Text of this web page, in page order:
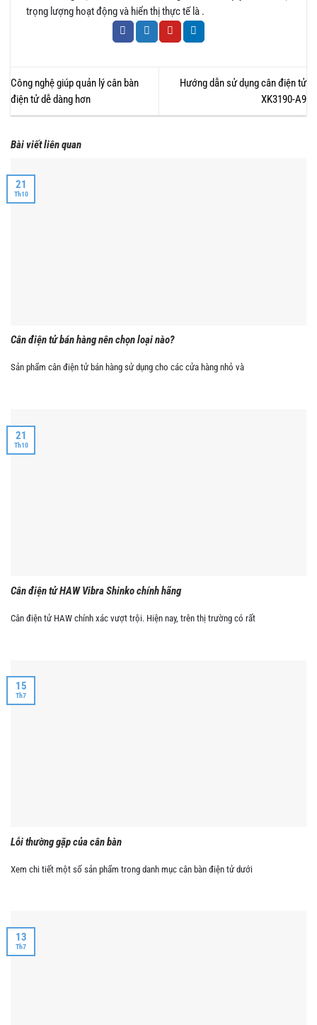
trọng lượng hoạt động và hiển thị thực tế là .
Công nghệ giúp quản lý cân bàn
điện tử dễ dàng hơn
Hướng dẫn sử dụng cân điện tử
XK3190-A9
Bài viết liên quan
Cân điện tử bán hàng nên chọn loại nào?
Sản phẩm cân điện tử bán hàng sử dụng cho các cửa hàng nhỏ và
21
Th10
Cân điện tử HAW Vibra Shinko chính hãng
Cân điện tử HAW chính xác vượt trội. Hiện nay, trên thị trường có rất
21
Th10
Lỗi thường gặp của cân bàn
Xem chi tiết một số sản phẩm trong danh mục cân bàn điện tử dưới
15
Th7
13
Th7